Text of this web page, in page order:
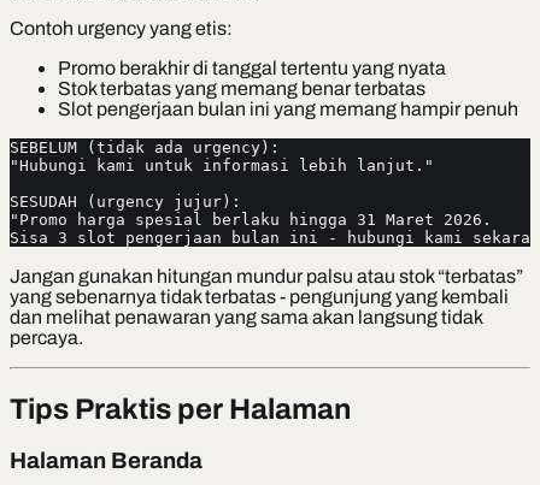
Contoh urgency yang etis:
Promo berakhir di tanggal tertentu yang nyata
Stok terbatas yang memang benar terbatas
Slot pengerjaan bulan ini yang memang hampir penuh
SEBELUM (tidak ada urgency):
"Hubungi kami untuk informasi lebih lanjut."
SESUDAH (urgency jujur):
"Promo harga spesial berlaku hingga 31 Maret 2026.
Sisa 3 slot pengerjaan bulan ini - hubungi kami
Jangan gunakan hitungan mundur palsu atau stok “terbatas”
yang sebenarnya tidak terbatas - pengunjung yang kembali
dan melihat penawaran yang sama akan langsung tidak
percaya.
Tips Praktis per Halaman
Halaman Beranda